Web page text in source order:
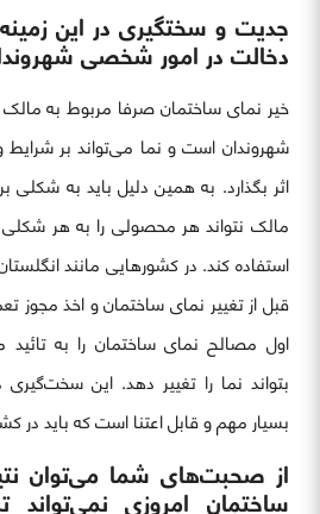
جدیت و سختگیری در این
دخالت در امور شخصی
خیر نمای ساختمان صرفا مربوط به
شهروندان است و نما می‌تواند بر
اثر بگذارد. به همین دلیل باید به
مالک نتواند هر محصولی را به هر
استفاده کند. در کشورهایی مانند
قبل از تغییر نمای ساختمان و اخذ
اول مصالح نمای ساختمان را به
بتواند نما را تغییر دهد. این
بسیار مهم و قابل اعتنا است که باید در
از صحبت‌های شما می‌توان
ساختمان امروزی نمی‌تواند